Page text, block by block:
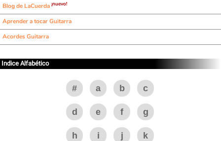
Blog de LaCuerda ¡nuevo!
Aprender a tocar Guitarra
Acordes Guitarra
Indice Alfabético
# a b c
d e f g
h i j k